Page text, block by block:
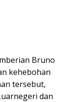
Bruno
kehebohan
tersebut,
dan